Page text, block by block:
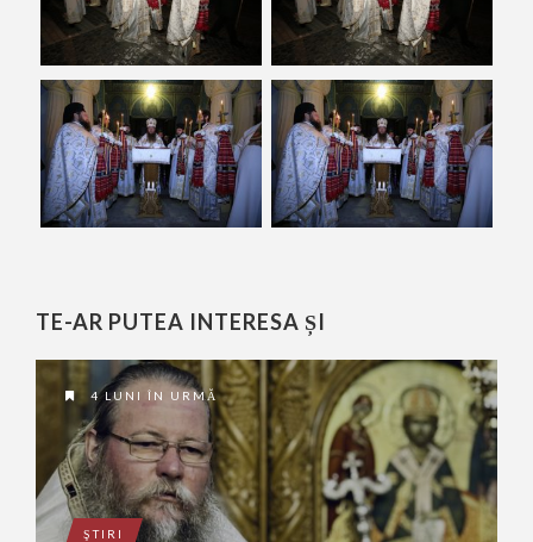
TE-AR PUTEA INTERESA ȘI
4 LUNI ÎN URMĂ
ŞTIRI